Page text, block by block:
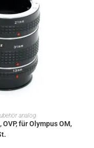
analog
für Olympus OM,